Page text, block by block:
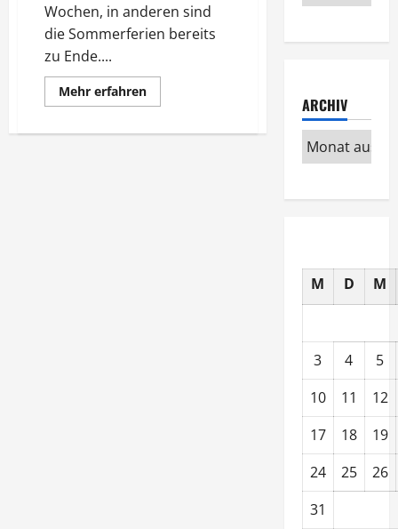
Wochen, in anderen sind
die Sommerferien bereits
zu Ende....
Mehr erfahrenMehr
Informationen
Schulbeginn
ARCHIV
M D M
3 4
5
10
11
12
17
18
19
24
25
26
31